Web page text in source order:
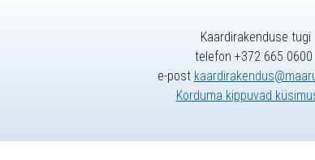
Kaardirakenduse tugi
telefon +372 665 0600
e-post
Korduma kippuvad